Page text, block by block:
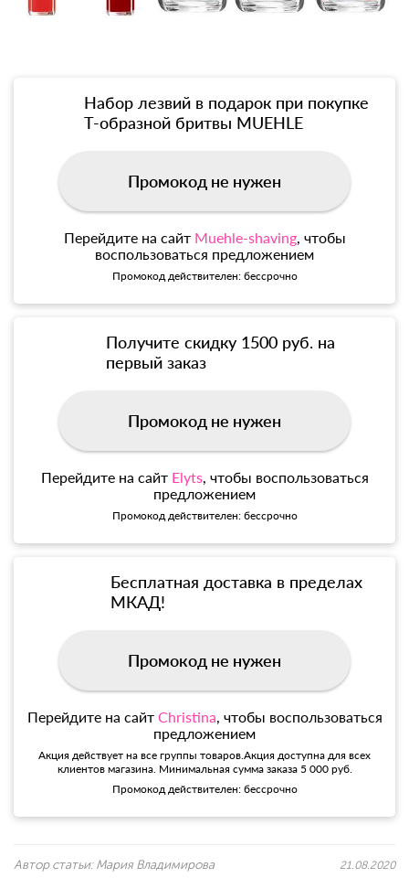
Набор лезвий в подарок при покупке
Т-образной бритвы MUEHLE
Промокод не нужен
Перейдите на сайт Muehle-shaving, чтобы
воспользоваться предложением
Промокод действителен: бессрочно
Получите скидку 1500 руб. на
первый заказ
Промокод не нужен
Перейдите на сайт Elyts, чтобы воспользоваться
предложением
Промокод действителен: бессрочно
Бесплатная доставка в пределах
МКАД!
Промокод не нужен
Перейдите на сайт Christina, чтобы воспользоваться
предложением
Акция действует на все группы товаров.Акция доступна для всех
клиентов магазина. Минимальная сумма заказа 5 000 руб.
Промокод действителен: бессрочно
Автор статьи: Мария Владимирова 21.08.2020